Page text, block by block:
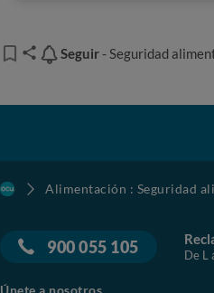
Seguir
Seguir - Seguridad
Alimentación : Seguridad
900 055 105 De L